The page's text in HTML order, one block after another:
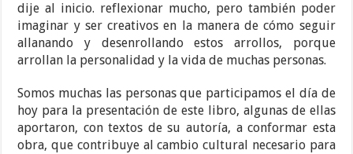
dije al inicio. reflexionar mucho, pero también poder
imaginar y ser creativos en la manera de cómo seguir
allanando y desenrollando estos arrollos, porque
arrollan la personalidad y la vida de muchas personas.
Somos muchas las personas que participamos el día de
hoy para la presentación de este libro, algunas de ellas
aportaron, con textos de su autoría, a conformar esta
obra, que contribuye al cambio cultural necesario para